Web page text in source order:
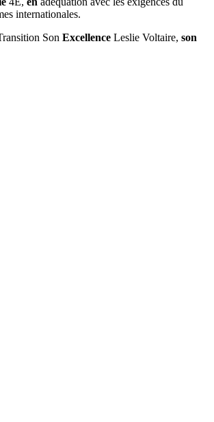
internationales.
Son Excellence Leslie Voltaire, son